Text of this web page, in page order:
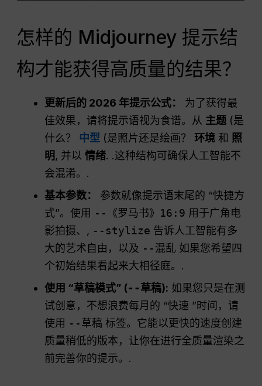
怎样的 Midjourney 提示结
构才能获得高质量的结果？
更新后的 2026 年提示公式：
为了获得最
佳效果，请将提示语视为食谱。从 主题 (是
什么？ 中型 (是照片还是绘画？ 环境 和 照
明, 并以情绪. .这种结构可确保人工智能不
会混淆。.
基本参数：
参数就像提示语末尾的 “快捷方
式”。使用 --《罗马书》16:9 用于广角电
影拍摄、, --stylize 告诉人工智能有多
大的艺术自由，以及 --混乱 如果您希望四
个初始结果看起来大相径庭。.
使用 “草稿模式” (--草稿): 如果您只是在测
试创意，不想浪费每月的 “快速 ”时间，请
使用 --草稿 标签。它能以更快的速度创建
质量稍低的版本，让你在进行全质量渲染之
前完善你的提示。.